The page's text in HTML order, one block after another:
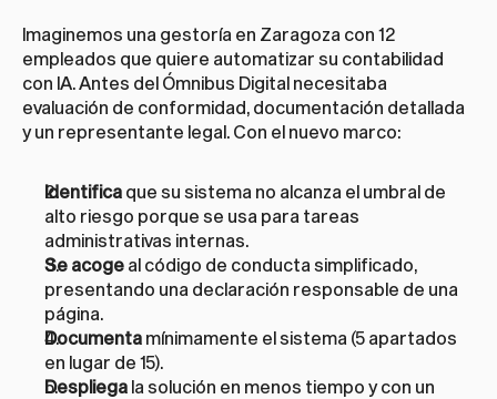
Imaginemos una gestoría en Zaragoza con 12
empleados que quiere automatizar su contabilidad
con IA. Antes del Ómnibus Digital necesitaba
evaluación de conformidad, documentación detallada
y un representante legal. Con el nuevo marco:
Identifica que su sistema no alcanza el umbral de
alto riesgo porque se usa para tareas
administrativas internas.
Se acoge al código de conducta simplificado,
presentando una declaración responsable de una
página.
Documenta mínimamente el sistema (5 apartados
en lugar de 15).
Despliega la solución en menos tiempo y con un